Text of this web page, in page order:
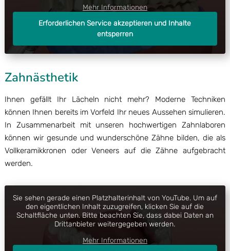
Zahnästhetik
Ihnen gefällt Ihr Lächeln nicht mehr? Moderne Techniken
können Ihnen bereits im Vorfeld Ihr neues Aussehen simulieren.
In Zusammenarbeit mit unseren hochwertigen Zahnlaboren
können wir gesunde und wunderschöne Zähne bilden, die als
Vollkeramikkronen oder Veneers auf die Zähne aufgebracht
werden.
Mehr Informationen
Erforderlichen Service akzeptieren und Inhalte
entsperren
Sie sehen gerade einen Platzhalterinhalt von YouTube. Um auf
den eigentlichen Inhalt zuzugreifen, klicken Sie auf die
Schaltfläche unten. Bitte beachten Sie, dass dabei Daten an
Drittanbieter weitergegeben werden.
Mehr Informationen